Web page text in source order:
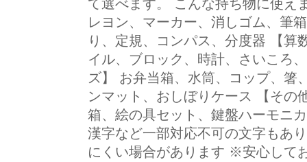
て選べます。 こんな持ち物に使え
レヨン、マーカー、消しゴム、筆
り、定規、コンパス、分度器 【算
イル、ブロック、時計、さいころ
ズ】 お弁当箱、水筒、コップ、箸
ンマット、おしぼりケース 【その
箱、絵の具セット、鍵盤ハーモニ
漢字など一部対応不可の文字もあ
にくい場合があります ※安心して